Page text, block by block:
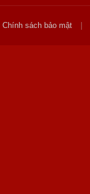
Chính sách bảo mật